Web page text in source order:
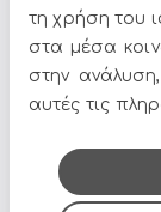
Διαστάσεις :
85b - 82h - 40h1
Όλες οι
στο
τη χρήση του
στα μέσα
στην
αυτές τις
τους.